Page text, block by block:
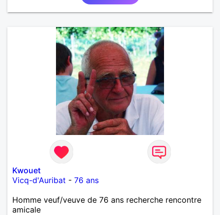
Kwouet
Vicq-d'Auribat - 76 ans
Homme veuf/veuve de 76 ans recherche rencontre
amicale